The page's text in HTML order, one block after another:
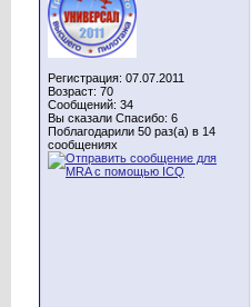
Регистрация: 07.07.2011
Возраст: 70
Сообщений: 34
Вы сказали Спасибо: 6
Поблагодарили 50 раз(а) в 14
сообщениях